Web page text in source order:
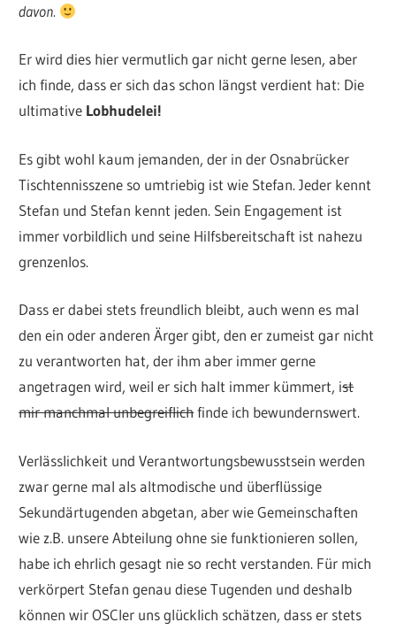
davon.
Er wird dies hier vermutlich gar nicht gerne lesen, aber
ich finde, dass er sich das schon längst verdient hat: Die
ultimative Lobhudelei!
Es gibt wohl kaum jemanden, der in der Osnabrücker
Tischtennisszene so umtriebig ist wie Stefan. Jeder kennt
Stefan und Stefan kennt jeden. Sein Engagement ist
immer vorbildlich und seine Hilfsbereitschaft ist nahezu
grenzenlos.
Dass er dabei stets freundlich bleibt, auch wenn es mal
den ein oder anderen Ärger gibt, den er zumeist gar nicht
zu verantworten hat, der ihm aber immer gerne
angetragen wird, weil er sich halt immer kümmert, ist
mir manchmal unbegreiflichfinde ich bewundernswert.
Verlässlichkeit und Verantwortungsbewusstsein werden
zwar gerne mal als altmodische und überflüssige
Sekundärtugenden abgetan, aber wie Gemeinschaften
wie z.B. unsere Abteilung ohne sie funktionieren sollen,
habe ich ehrlich gesagt nie so recht verstanden. Für mich
verkörpert Stefan genau diese Tugenden und deshalb
können wir OSCler uns glücklich schätzen, dass er stets